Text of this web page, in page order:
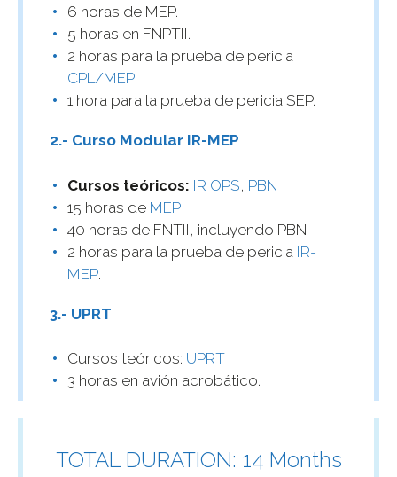
6 horas de MEP.
5 horas en FNPTII.
2 horas para la prueba de pericia
CPL/MEP.
1 hora para la prueba de pericia SEP.
2.- Curso Modular IR-MEP
Cursos teóricos: IR OPS, PBN
15 horas de MEP
40 horas de FNTII, incluyendo PBN
2 horas para la prueba de pericia IR-
MEP.
3.- UPRT
Cursos teóricos: UPRT
3 horas en avión acrobático.
TOTAL DURATION: 14 Months